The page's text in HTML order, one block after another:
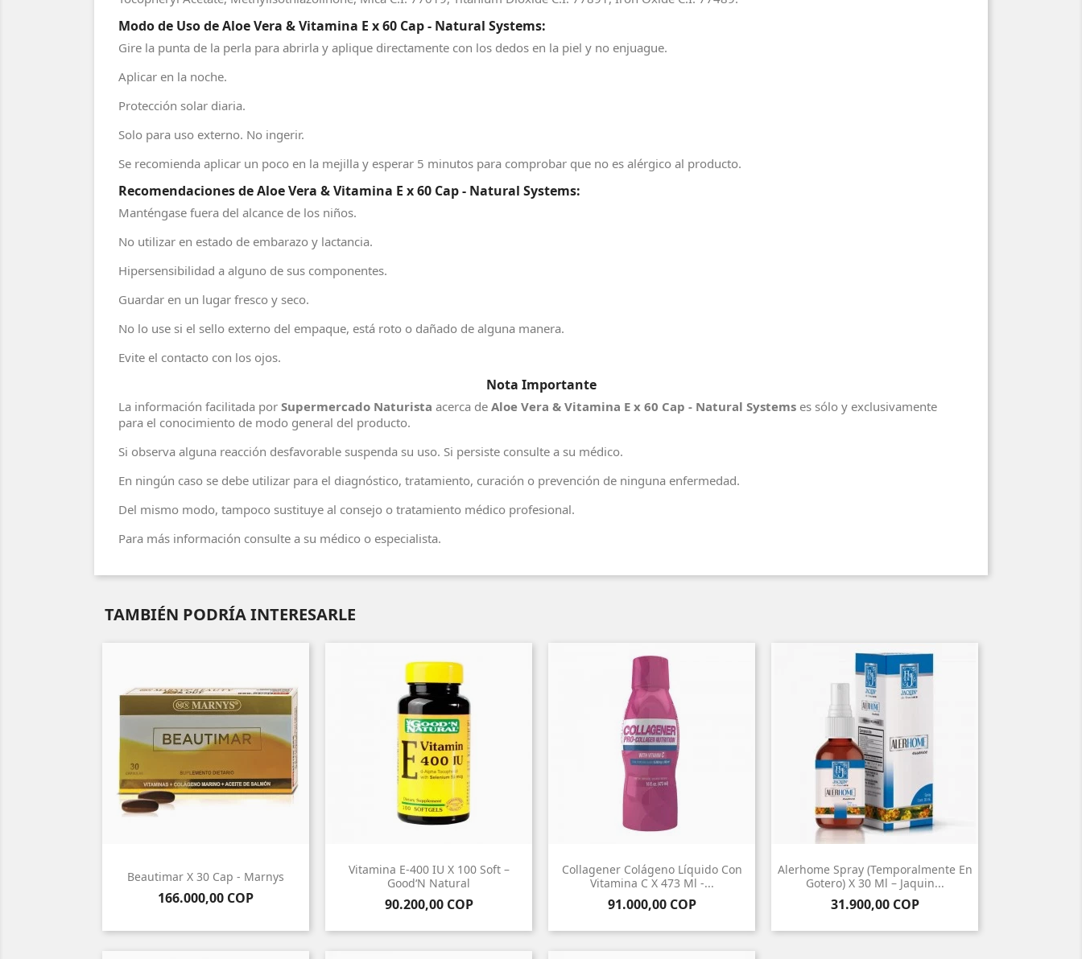
Modo de Uso de Aloe Vera & Vitamina E x 60 Cap - Natural Systems:
Gire la punta de la perla para abrirla y aplique directamente con los dedos en la piel y no enjuague.
Aplicar en la noche.
Protección solar diaria.
Solo para uso externo. No ingerir.
Se recomienda aplicar un poco en la mejilla y esperar 5 minutos para comprobar que no es alérgico al producto.
Recomendaciones de Aloe Vera & Vitamina E x 60 Cap - Natural Systems:
Manténgase fuera del alcance de los niños.
No utilizar en estado de embarazo y lactancia.
Hipersensibilidad a alguno de sus componentes.
Guardar en un lugar fresco y seco.
No lo use si el sello externo del empaque, está roto o dañado de alguna manera.
Evite el contacto con los ojos.
Nota Importante
La información facilitada por Supermercado Naturista acerca de Aloe Vera & Vitamina E x 60 Cap - Natural Systems es sólo y exclusivamente
para el conocimiento de modo general del producto.
Si observa alguna reacción desfavorable suspenda su uso. Si persiste consulte a su médico.
En ningún caso se debe utilizar para el diagnóstico, tratamiento, curación o prevención de ninguna enfermedad.
Del mismo modo, tampoco sustituye al consejo o tratamiento médico profesional.
Para más información consulte a su médico o especialista.
TAMBIÉN PODRÍA INTERESARLE
Beautimar X 30 Cap - Marnys
Precio
166.000,00 COP
Vitamina E-400 IU X 100 Soft –
Good‘N Natural
Precio
90.200,00 COP
Collagener Colágeno Líquido Con
Vitamina C X 473 Ml -...
Precio
91.000,00 COP
Alerhome Spray (Temporalmente En
Gotero) X 30 Ml – Jaquin...
Precio
31.900,00 COP